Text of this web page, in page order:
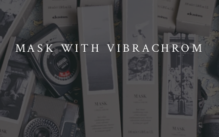
MASK WITH VIBRACHROM